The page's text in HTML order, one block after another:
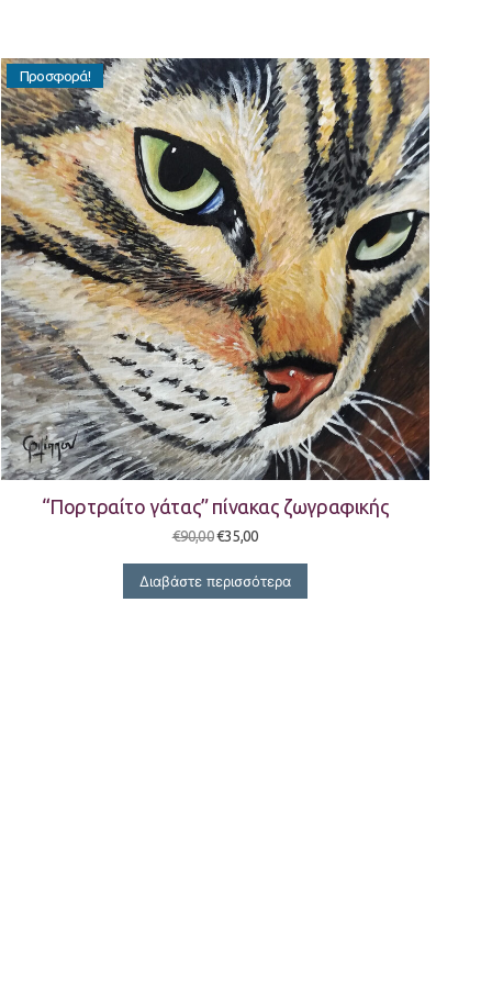
Προσφορά!
“Πορτραίτο γάτας” πίνακας ζωγραφικής
€90,00Original
€90,00.
€35,00Η
είναι:
Διαβάστε περισσότερα